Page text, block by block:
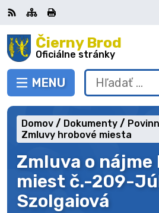
Preskočiť
na
obsah Čierny Brod
Oficiálne stránky
PREPNÚŤ
MENU
RSS MapaTlačiť
Hľadať:
Zmluva o
miest č.-209-
Szolgaiová
Domov Dokumenty
Zmluvy hrobové miesta